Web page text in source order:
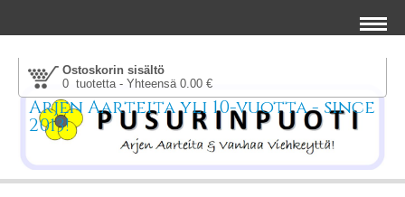
Ostoskorin sisältö
0 tuotetta - Yhteensä 0.00 €
Arjen Aarteita yli 10-vuotta - since
2013!